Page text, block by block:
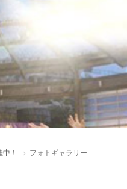
！
フォトギャラリー